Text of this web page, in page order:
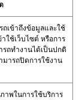
เข้าถึงข้อมูลและใช้
ใช้เว็บไซต์ หรือการ
รถทำงานได้เป็นปกติ
ารถปิดการใช้งาน
าพในการใช้บริการ